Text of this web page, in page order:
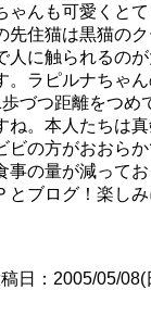
ゃんも可愛くと
先住猫は黒猫の
人に触られるの
。ラピルナちゃ
づつ距離をつめ
ね。本人たちは
ビの方がおおら
事の量が減ってお
とブログ！楽し
日：2005/05/08(